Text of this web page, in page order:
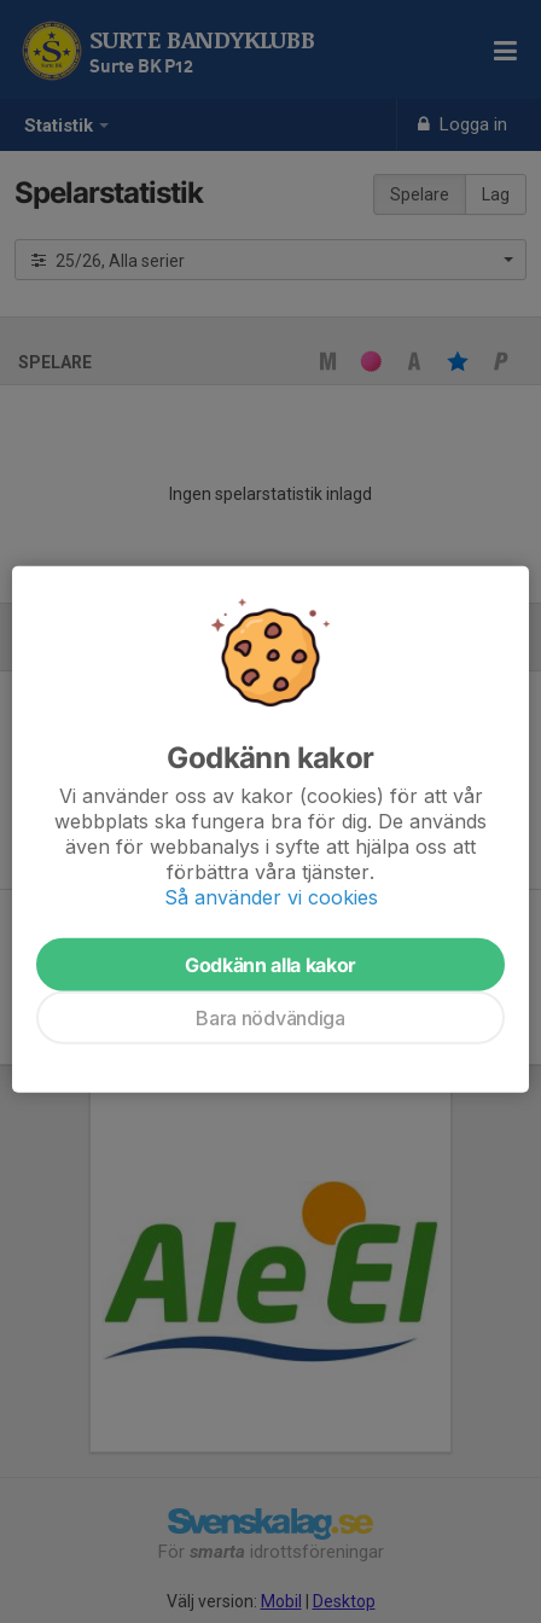
Statistik Logga in
SURTE BANDYKLUBB
Surte BK P12
Spelare Lag
Spelarstatistik
25/26, Alla serier
SPELARE
Ingen spelarstatistik inlagd
För smarta idrottsföreningar
Välj version: Mobil Desktop
Godkänn kakor
Vi använder oss av kakor (cookies) för att vår
webbplats ska fungera bra för dig. De används
även för webbanalys i syfte att hjälpa oss att
förbättra våra tjänster.
Så använder vi cookies
Godkänn alla kakor
Bara nödvändiga